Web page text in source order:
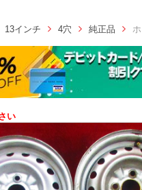
13インチ 4穴 純正品
い